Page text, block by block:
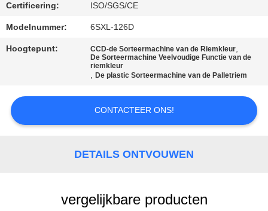
EEN
CITAAT
PRIVACY
POLICY
Certificering: ISO/SGS/CE
Modelnummer: 6SXL-126D
Hoogtepunt: CCD-de Sorteermachine van de Riemkleur,
De Sorteermachine Veelvoudige Functie van de
riemkleur
,De plastic Sorteermachine van de Palletriem
CONTACTEER ONS!
DETAILS ONTVOUWEN
vergelijkbare producten